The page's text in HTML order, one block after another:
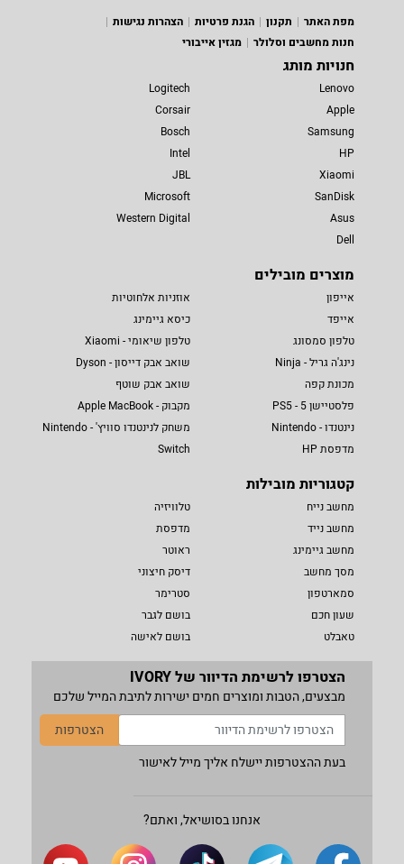
מפת האתר
תקנון הגנת פרטיות
הצהרות נגישות
חנות מחשבים וסלולר
מגזין אייבורי
חנויות מותג
Lenovo
Apple
Samsung
HP
Xiaomi
SanDisk
Asus
Dell
Logitech
Corsair
Bosch
Intel
JBL
Microsoft
Western Digital
מוצרים מובילים
אייפון
אייפד
טלפון סמסונג
נינג'ה גריל - Ninja
מכונת קפה
פלסטיישן 5 - PS5
נינטנדו - Nintendo
מדפסת HP
אוזניות אלחוטיות
כיסא גיימינג
טלפון שיאומי - Xiaomi
שואב אבק דייסון - Dyson
שואב אבק שוטף
מקבוק - Apple MacBook
משחק לנינטנדו סוויץ' - Nintendo
Switch
קטגוריות מובילות
מחשב נייח
מחשב נייד
מחשב גיימינג
מסך מחשב
סמארטפון
שעון חכם
טאבלט
טלוויזיה
מדפסת
ראוטר
דיסק חיצוני
סטרימר
בושם לגבר
בושם לאישה
הצטרפו לרשימת הדיוור של IVORY
מבצעים, הטבות ומוצרים חמים ישירות לתיבת המייל שלכם
הצטרפות
בעת ההצטרפות יישלח אליך מייל לאישור
אנחנו בסושיאל, ואתם?